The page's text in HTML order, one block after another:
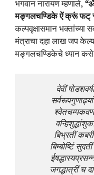
भगवान नारायण म्हणाले, “ॐ
मङ्गलचण्डिके ऐं क्रूं फट्
कल्पवृक्षासमान भक्तांच्या
मंत्राचा दहा लाख जप
मङ्गलचण्डिकेचे ध्यान
देवीं
बिभ्रतीं
बिम्बोष्टिं
जगद्धात्रीं च